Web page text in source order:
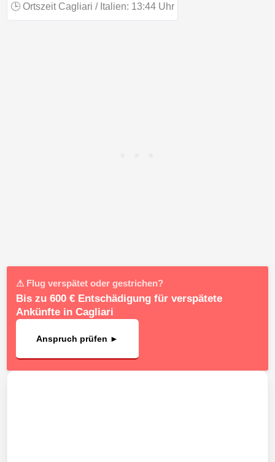
🕒 Ortszeit Cagliari / Italien: 13:44 Uhr
⚠ Flug verspätet oder gestrichen?
Bis zu 600 € Entschädigung für verspätete
Ankünfte in Cagliari
Anspruch prüfen ►